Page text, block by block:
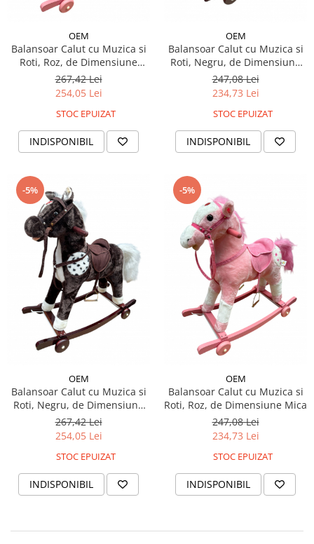
OEM
Balansoar Calut cu Muzica si
Roti, Roz, de Dimensiune
Mare
267,42 Lei
254,05 Lei
STOC EPUIZAT
INDISPONIBIL
OEM
Balansoar Calut cu Muzica si
Roti, Negru, de Dimensiune
Mica
247,08 Lei
234,73 Lei
STOC EPUIZAT
INDISPONIBIL
-5%
OEM
Balansoar Calut cu Muzica si
Roti, Negru, de Dimensiune
Mare
267,42 Lei
254,05 Lei
STOC EPUIZAT
INDISPONIBIL
-5%
OEM
Balansoar Calut cu Muzica si
Roti, Roz, de Dimensiune Mica
247,08 Lei
234,73 Lei
STOC EPUIZAT
INDISPONIBIL